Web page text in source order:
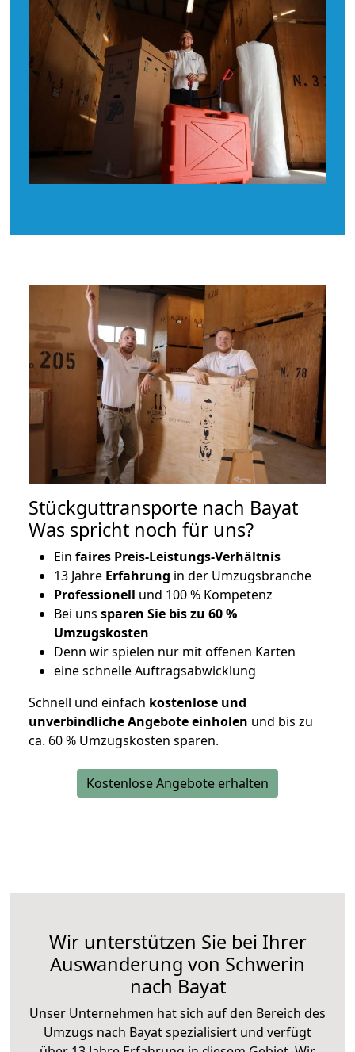
Stückguttransporte nach Bayat
Was spricht noch für uns?
Ein faires Preis-Leistungs-Verhältnis
13 Jahre Erfahrung in der Umzugsbranche
Professionell und 100 % Kompetenz
Bei uns sparen Sie bis zu 60 %
Umzugskosten
Denn wir spielen nur mit offenen Karten
eine schnelle Auftragsabwicklung
Schnell und einfach kostenlose und
unverbindliche Angebote einholen und bis zu
ca. 60 % Umzugskosten sparen.
Kostenlose Angebote erhalten
Wir unterstützen Sie bei Ihrer
Auswanderung von Schwerin
nach Bayat
Unser Unternehmen hat sich auf den Bereich des
Umzugs nach Bayat spezialisiert und verfügt